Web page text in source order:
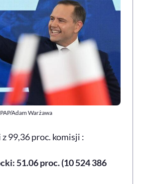
Adam Warżawa
99,36 proc. komisji :
51.06 proc. (10 524 386